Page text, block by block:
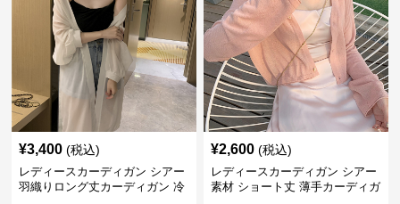
¥3,400 (税込)
レディースカーディガン シアー
羽織りロング丈カーディガン 冷
¥2,600 (税込)
レディースカーディガン シアー
素材 ショート丈 薄手カーディガ